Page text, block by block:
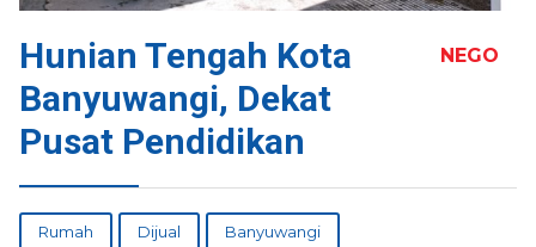
Hunian Tengah Kota
Banyuwangi, Dekat
Pusat Pendidikan
NEGO
Rumah Dijual Banyuwangi